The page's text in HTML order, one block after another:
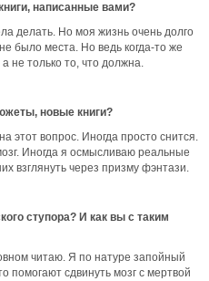
написанные вами?
делать. Но моя жизнь очень долго
было места. Но ведь когда-то же
не только то, что должна.
новые книги?
этот вопрос. Иногда просто снится.
Иногда я осмысливаю реальные
взглянуть через призму фэнтази.
ступора? И как вы с таким
читаю. Я по натуре запойный
помогают сдвинуть мозг с мертвой